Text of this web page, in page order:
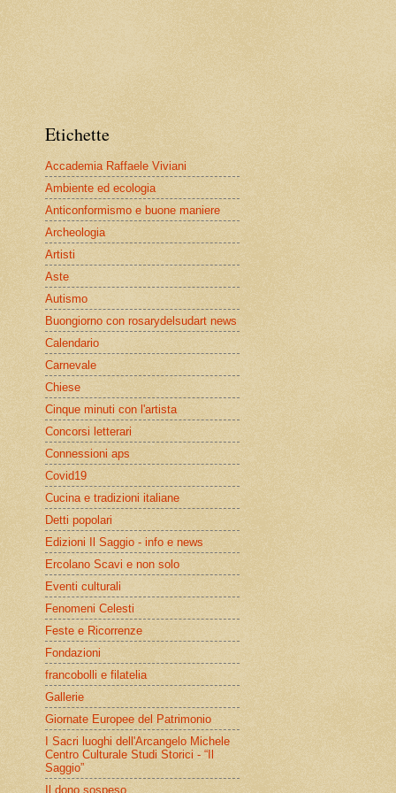
Etichette
Accademia Raffaele Viviani
Ambiente ed ecologia
Anticonformismo e buone maniere
Archeologia
Artisti
Aste
Autismo
Buongiorno con rosarydelsudart news
Calendario
Carnevale
Chiese
Cinque minuti con l'artista
Concorsi letterari
Connessioni aps
Covid19
Cucina e tradizioni italiane
Detti popolari
Edizioni Il Saggio - info e news
Ercolano Scavi e non solo
Eventi culturali
Fenomeni Celesti
Feste e Ricorrenze
Fondazioni
francobolli e filatelia
Gallerie
Giornate Europee del Patrimonio
I Sacri luoghi dell'Arcangelo Michele
Centro Culturale Studi Storici - “Il
Saggio”
Il dono sospeso